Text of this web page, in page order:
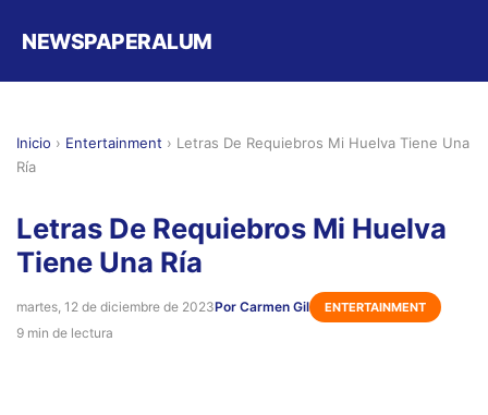
NEWSPAPERALUM
Inicio › Entertainment › Letras De Requiebros Mi Huelva Tiene Una
Ría
Letras De Requiebros Mi Huelva
Tiene Una Ría
martes, 12 de diciembre de 2023Por Carmen Gil ENTERTAINMENT
9 min de lectura